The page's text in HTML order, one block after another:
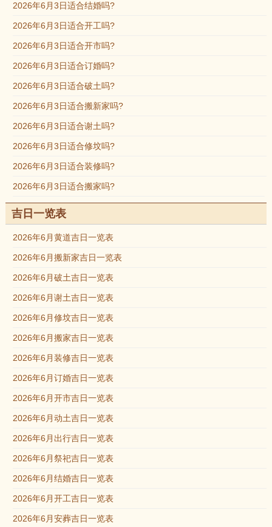
2026年6月3日适合结婚吗?
2026年6月3日适合开工吗?
2026年6月3日适合开市吗?
2026年6月3日适合订婚吗?
2026年6月3日适合破土吗?
2026年6月3日适合搬新家吗?
2026年6月3日适合谢土吗?
2026年6月3日适合修坟吗?
2026年6月3日适合装修吗?
2026年6月3日适合搬家吗?
吉日一览表
2026年6月黄道吉日一览表
2026年6月搬新家吉日一览表
2026年6月破土吉日一览表
2026年6月谢土吉日一览表
2026年6月修坟吉日一览表
2026年6月搬家吉日一览表
2026年6月装修吉日一览表
2026年6月订婚吉日一览表
2026年6月开市吉日一览表
2026年6月动土吉日一览表
2026年6月出行吉日一览表
2026年6月祭祀吉日一览表
2026年6月结婚吉日一览表
2026年6月开工吉日一览表
2026年6月安葬吉日一览表